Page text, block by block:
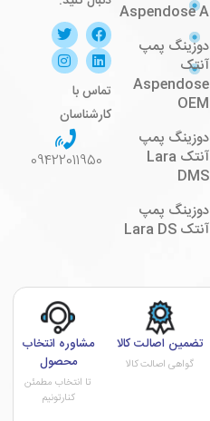
Aspendose A
دوزینگ پمپ
آنتک
Aspendose
OEM
دوزینگ پمپ
آنتک Lara
DMS
دوزینگ پمپ
آنتک Lara DS
تماس با
کارشناسان
09422011950
تضمین اصالت کالا
گواهی اصالت کالا
مشاوره انتخاب
محصول
تا انتخاب مطمئن
کنارتونیم